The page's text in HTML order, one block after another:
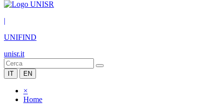
|
UNIFIND
unisr.it
IT EN
×
Home